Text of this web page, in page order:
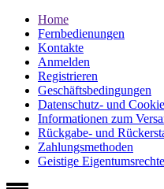
Home
Fernbedienungen
Kontakte
Anmelden
Registrieren
Geschäftsbedingungen
Datenschutz- und
Informationen zum
Rückgabe- und
Zahlungsmethoden
Geistige Eigentumsrechte